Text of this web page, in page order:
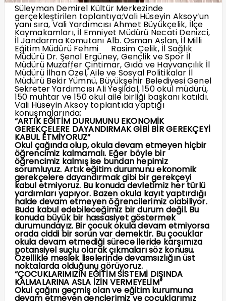
Süleyman Demirel Kültür Merkezinde
gerçekleştirilen toplantıya;Vali Hüseyin Aksoy’un
yanı sıra, Vali Yardımcısı Ahmet Büyükçelik, İlçe
Kaymakamları, İl Emniyet Müdürü Necati Denizci,
İl Jandarma Komutanı Alb. Osman Aslan, İl Milli
Eğitim Müdürü Fehmi Rasim Çelik, İl Sağlık
Müdürü Dr. Şenol Ergüney, Gençlik ve Spor İl
Müdürü Muzaffer Çintimar, Gıda ve Hayvancılık İl
Müdürü İlhan Özel, Aile ve Sosyal Politikalar İl
Müdürü Bekir Yümnü, Büyükşehir Belediyesi Genel
Sekreter Yardımcısı Ali Yeşildal, 150 okul müdürü,
150 muhtar ve 150 okul aile birliği başkanı katıldı.
Vali Hüseyin Aksoy toplantıda yaptığı
konuşmalarında;
“ARTIK EĞİTİM DURUMUNU EKONOMİK
GEREKÇELERE DAYANDIRMAK GİBİ BİR GEREKÇEYİ
KABUL ETMİYORUZ”
Okul çağında olup, okula devam etmeyen hiçbir
öğrencimiz kalmamalı. Eğer böyle bir
öğrencimiz kalmış ise bundan hepimiz
sorumluyuz. Artık eğitim durumunu ekonomik
gerekçelere dayandırmak gibi bir gerekçeyi
kabul etmiyoruz. Bu konuda devletimiz her türlü
yardımları yapıyor. Bazen okula kayıt yaptırdığı
halde devam etmeyen öğrencilerimiz olabiliyor.
Buda kabul edebileceğimiz bir durum değil. Bu
konuda büyük bir hassasiyet göstermek
durumundayız. Bir çocuk okula devam etmiyorsa
orada ciddi bir sorun var demektir. Bu çocuklar
okula devam etmediği sürece ileride karşımıza
potansiyel suçlu olarak çıkmaları söz konusu.
Özellikle meslek liselerinde devamsızlığın üst
noktalarda olduğunu görüyoruz.
“ÇOCUKLARIMIZIN EĞİTİM SİSTEMİ DIŞINDA
KALMALARINA ASLA İZİN VERMEYELİM”
Okul çağını geçmiş olan ve eğitim kurumuna
devam etmeyen gençlerimiz ve çocuklarımız